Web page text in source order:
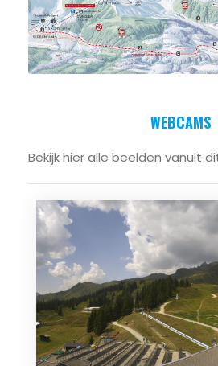
WEBCAMS
Bekijk hier alle beelden vanuit